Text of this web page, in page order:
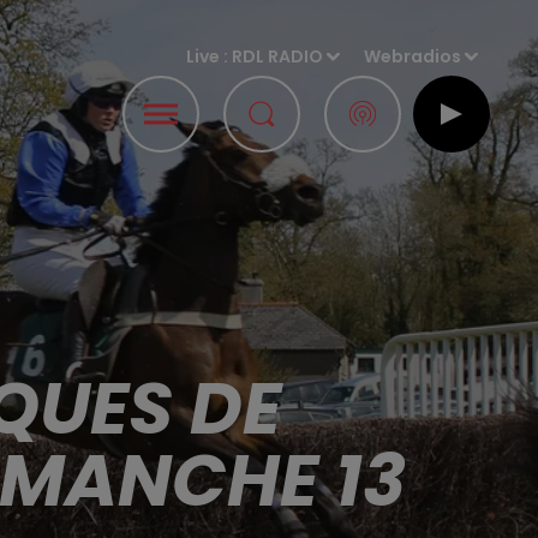
Live : RDL RADIO Webradios
DE
13